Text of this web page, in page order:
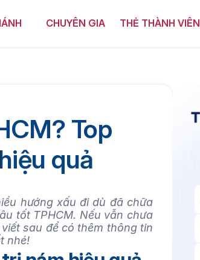
CHUYÊN GIA THẺ THÀNH VIÊN
Top
quả
hướng xấu đi dù đã chữa
tốt TPHCM. Nếu vẫn chưa
sau để có thêm thông tin
nhé!